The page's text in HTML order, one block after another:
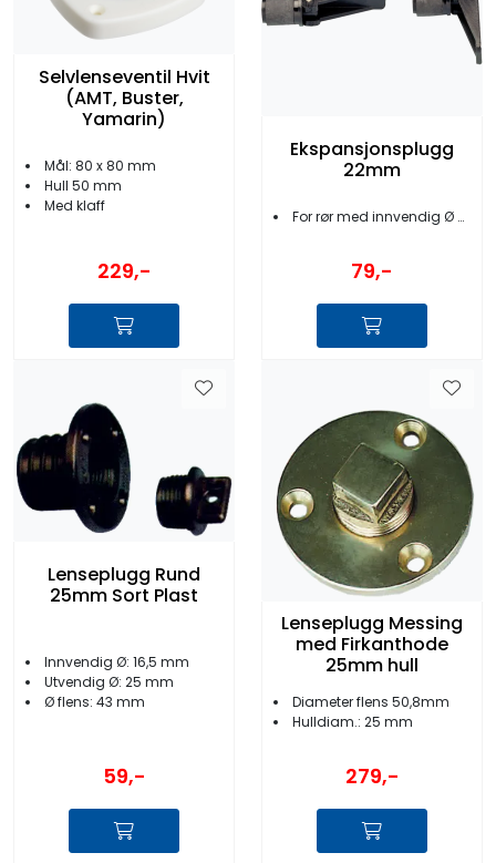
Selvlenseventil Hvit
(AMT, Buster,
Yamarin)
Mål: 80 x 80 mm
Hull 50 mm
Med klaff
229,-
Ekspansjonsplugg
22mm
For rør med innvendig Ø 22mm
79,-
Lenseplugg Rund
25mm Sort Plast
Innvendig Ø: 16,5 mm
Utvendig Ø: 25 mm
Ø flens: 43 mm
59,-
Lenseplugg Messing
med Firkanthode
25mm hull
Diameter flens 50,8mm
Hulldiam.: 25 mm
279,-